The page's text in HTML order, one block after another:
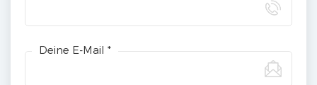
Deine E-Mail *